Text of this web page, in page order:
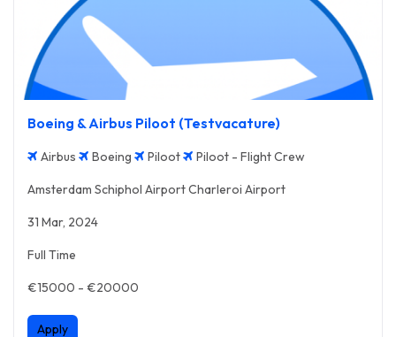
Boeing & Airbus Piloot (Testvacature)
Airbus Boeing Piloot Piloot - Flight Crew
Amsterdam Schiphol Airport Charleroi Airport
31 Mar, 2024
Full Time
€15000 - €20000
Apply